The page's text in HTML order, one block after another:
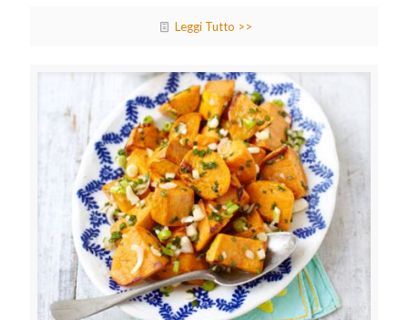
Leggi Tutto >>